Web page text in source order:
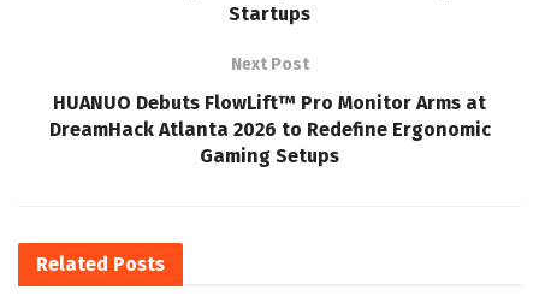
Startups
Next Post
HUANUO Debuts FlowLift™ Pro Monitor Arms at
DreamHack Atlanta 2026 to Redefine Ergonomic
Gaming Setups
Related Posts